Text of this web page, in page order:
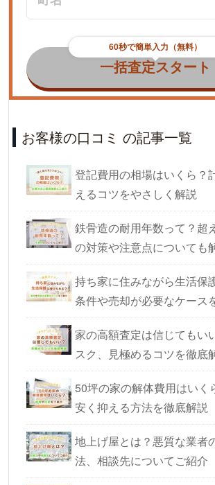
60秒で簡単入力（無料）
一括査定スタート
お客様の口コミ の記事一覧
登記費用の相場はいくら？
えるコツをやさしく解説
鉄骨造の耐用年数って？超
の対策や注意点についても
持ち家に住みながら生活保
条件や売却が必要なケース
家の高額査定は信じてもい
スク、見極めるコツを徹底
50坪の家の解体費用はいく
安く抑える方法を徹底解説
地上げ屋とは？悪質な業者
法、相談先についてご紹介